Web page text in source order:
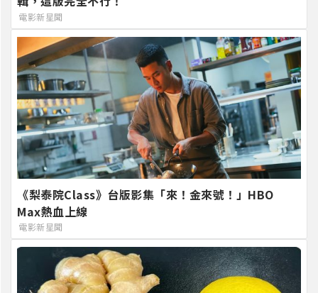
電影新星聞
《梨泰院Class》台版影集「來！金來號！」HBO
Max熱血上線
電影新星聞